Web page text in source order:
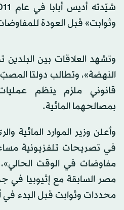
وثوابت» قبل العودة
وتشهد العلاقات بين
النهضة»، وتطالب دولتا
قانوني ملزم ينظم
بمصالحهما المائية.
وأعلن وزير الموارد المائية
في تصريحات تلفزيونية
مفاوضات في الوقت
مصر السابقة مع إثيوبيا في
محددات وثوابت قبل البدء